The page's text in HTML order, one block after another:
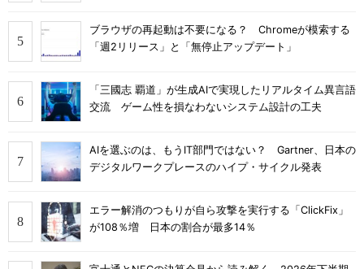
ブラウザの再起動は不要になる？ Chromeが模索する
「週2リリース」と「無停止アップデート」
「三國志 覇道」が生成AIで実現したリアルタイム異言語
交流 ゲーム性を損なわないシステム設計の工夫
AIを選ぶのは、もうIT部門ではない？ Gartner、日本の
デジタルワークプレースのハイプ・サイクル発表
エラー解消のつもりが自ら攻撃を実行する「ClickFix」
が108％増 日本の割合が最多14％